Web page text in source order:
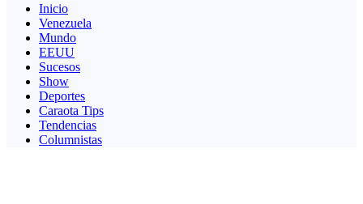
Inicio
Venezuela
Mundo
EEUU
Sucesos
Show
Deportes
Caraota Tips
Tendencias
Columnistas